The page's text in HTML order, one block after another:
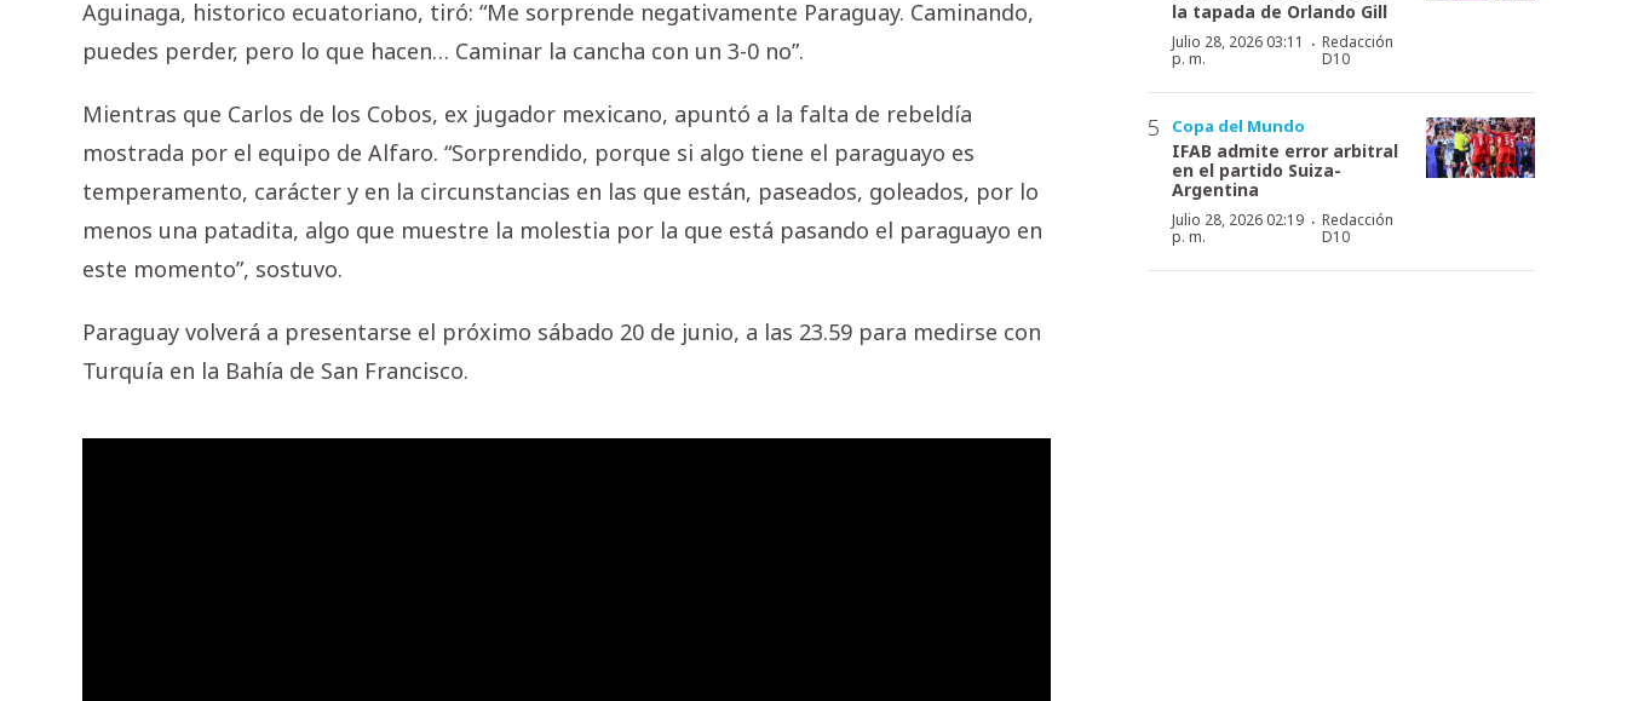
Aguinaga, historico ecuatoriano, tiró: “Me sorprende negativamente Paraguay. Caminando,
puedes perder, pero lo que hacen… Caminar la cancha con un 3-0 no”.
Mientras que Carlos de los Cobos, ex jugador mexicano, apuntó a la falta de rebeldía
mostrada por el equipo de Alfaro. “Sorprendido, porque si algo tiene el paraguayo es
temperamento, carácter y en la circunstancias en las que están, paseados, goleados, por lo
menos una patadita, algo que muestre la molestia por la que está pasando el paraguayo en
este momento”, sostuvo.
Paraguay volverá a presentarse el próximo sábado 20 de junio, a las 23.59 para medirse con
Turquía en la Bahía de San Francisco.
la tapada de Orlando Gill
Julio 28, 2026 03:11
p. m.
· Redacción
D10
Copa del Mundo
IFAB admite error arbitral
en el partido Suiza-
Argentina
Julio 28, 2026 02:19
p. m.
· Redacción
D10